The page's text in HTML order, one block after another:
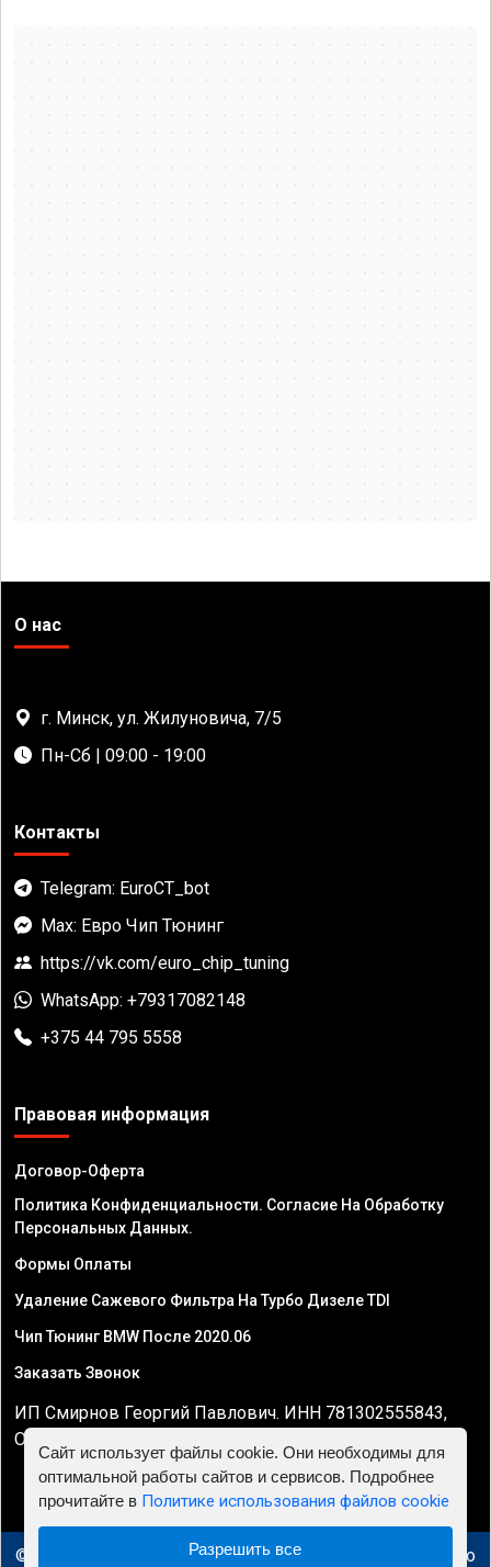
О нас
г. Минск, ул. Жилуновича, 7/5
Пн-Сб | 09:00 - 19:00
Контакты
Telegram: EuroCT_bot
Max: Евро Чип Тюнинг
https://vk.com/euro_chip_tuning
WhatsApp: +79317082148
+375 44 795 5558
Правовая информация
Договор-Оферта
Политика Конфиденциальности. Согласие На Обработку
Персональных Данных.
Формы Оплаты
Удаление Сажевого Фильтра На Турбо Дизеле TDI
Чип Тюнинг BMW После 2020.06
Заказать Звонок
ИП Смирнов Георгий Павлович. ИНН 781302555843,
ОГРНИП 324470400032610
© 2010 - 2026 Чип тюнинг в Минске - Автосервис "Евро
Сайт использует файлы cookie. Они необходимы для
оптимальной работы сайтов и сервисов. Подробнее
прочитайте в Политике использования файлов cookie
Разрешить все